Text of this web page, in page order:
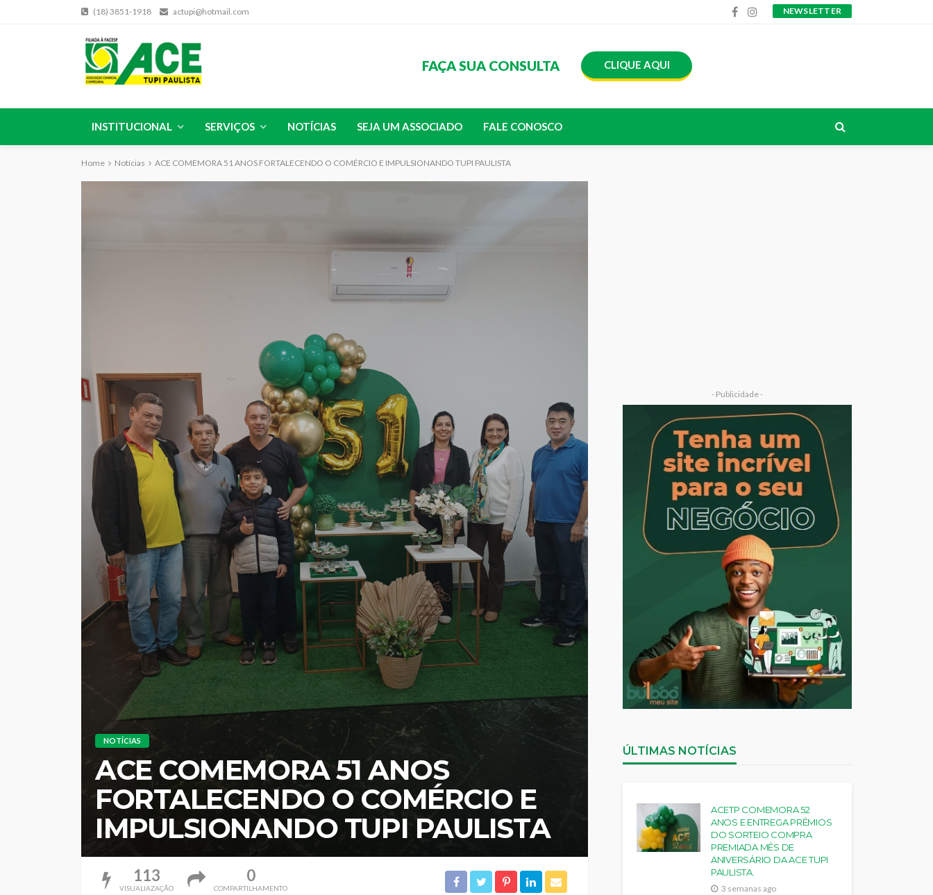
(18) 3851-1918 actupi@hotmail.com NEWSLETTER
FAÇA SUA CONSULTA CLIQUE AQUI
INSTITUCIONAL SERVIÇOS NOTÍCIAS SEJA UM ASSOCIADO FALE CONOSCO
Home Notícias ACE COMEMORA 51 ANOS FORTALECENDO O COMÉRCIO E IMPULSIONANDO TUPI PAULISTA
NOTÍCIAS
ACE COMEMORA 51 ANOS
FORTALECENDO O COMÉRCIO E
IMPULSIONANDO TUPI PAULISTA
113
VISUALIAZAÇÃO
0
COMPARTILHAMENTO
- Publicidade -
ÚLTIMAS NOTÍCIAS
ACETP COMEMORA 52
ANOS E ENTREGA PRÊMIOS
DO SORTEIO COMPRA
PREMIADA MÊS DE
ANIVERSÁRIO DA ACE TUPI
PAULISTA.
3 semanas ago